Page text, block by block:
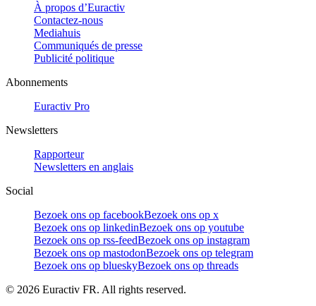
À propos d’Euractiv
Contactez-nous
Mediahuis
Communiqués de presse
Publicité politique
Abonnements
Euractiv Pro
Newsletters
Rapporteur
Newsletters en anglais
Social
Bezoek ons op facebookBezoek ons op x
Bezoek ons op linkedinBezoek ons op youtube
Bezoek ons op rss-feedBezoek ons op instagram
Bezoek ons op mastodonBezoek ons op telegram
Bezoek ons op blueskyBezoek ons op threads
© 2026 Euractiv FR. All rights reserved.